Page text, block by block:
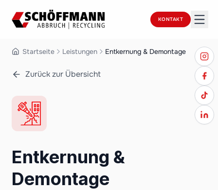
KONTAKT
Startseite Leistungen Entkernung & Demontage
Zurück zur Übersicht
Entkernung &
Demontage